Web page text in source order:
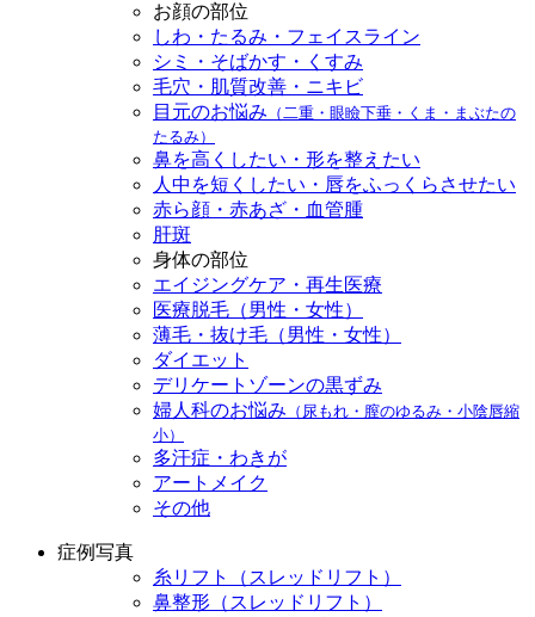
お顔の部位
しわ・たるみ・フェイスライン
シミ・そばかす・くすみ
毛穴・肌質改善・ニキビ
目元のお悩み （二重・眼瞼下垂・くま・まぶたの
たるみ）
鼻を高くしたい・形を整えたい
人中を短くしたい・唇をふっくらさせたい
赤ら顔・赤あざ・血管腫
肝斑
身体の部位
エイジングケア・再生医療
医療脱毛（男性・女性）
薄毛・抜け毛（男性・女性）
ダイエット
デリケートゾーンの黒ずみ
婦人科のお悩み （尿もれ・膣のゆるみ・小陰唇縮
小）
多汗症・わきが
アートメイク
その他
症例写真
糸リフト（スレッドリフト）
鼻整形（スレッドリフト）